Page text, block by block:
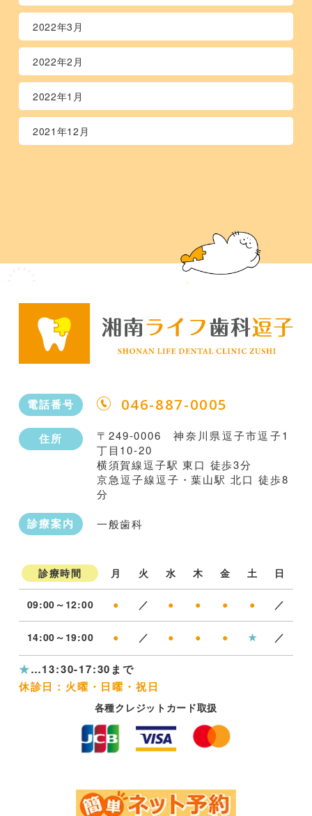
2022年3月
2022年2月
2022年1月
2021年12月
電話番号 046-887-0005
住所
〒249-0006 神奈川県逗子市逗子1
丁目10-20
横須賀線逗子駅 東口 徒歩3分
京急逗子線逗子・葉山駅 北口 徒歩8
分
診療案内 一般歯科
診療時間 月 火 水 木 金 土 日
09:00～12:00 ● ／ ● ● ● ● ／
14:00～19:00 ● ／ ● ● ● ★ ／
★…13:30-17:30まで
休診日：火曜・日曜・祝日
各種クレジットカード取扱